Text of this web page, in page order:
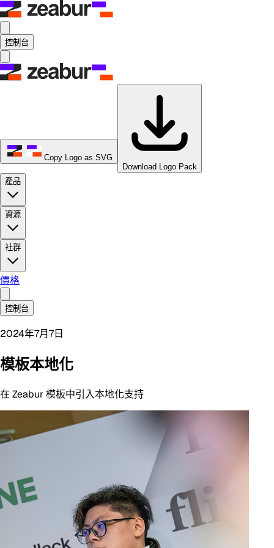
控制台
Copy Logo as SVG
Download Logo Pack
產品
資源
社群
價格
控制台
2024年7月7日
模板本地化
在 Zeabur 模板中引入本地化支持